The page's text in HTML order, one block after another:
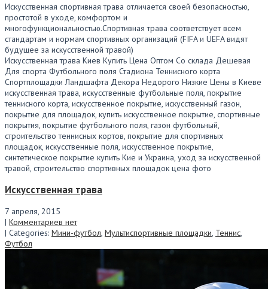
Искусственная спортивная трава отличается своей безопасностью,
простотой в уходе, комфортом и
многофункциональностью.Спортивная трава соответствует всем
стандартам и нормам спортивных организаций (FIFA и UEFA видят
будущее за искусственной травой)
Искусственная трава Киев Купить Цена Оптом Со склада Дешевая
Для спорта Футбольного поля Стадиона Теннисного корта
Спортплощадки Ландшафта Декора Недорого Низкие Цены в Киеве
искусственная трава, искусственные футбольные поля, покрытие
теннисного корта, искусственное покрытие, искусственный газон,
покрытие для площадок, купить искусственное покрытие, спортивные
покрытия, покрытие футбольного поля, газон футбольный,
строительство теннисных кортов, покрытие для спортивных
площадок, искусственные поля, искусственное покрытие,
синтетическое покрытие купить Кие и Украина, уход за искусственной
травой, строительство спортивных площадок цена фото
Искусственная трава
7 апреля, 2015
| Комментариев нет
| Categories: Мини-футбол, Мультиспортивные площадки, Теннис,
Футбол